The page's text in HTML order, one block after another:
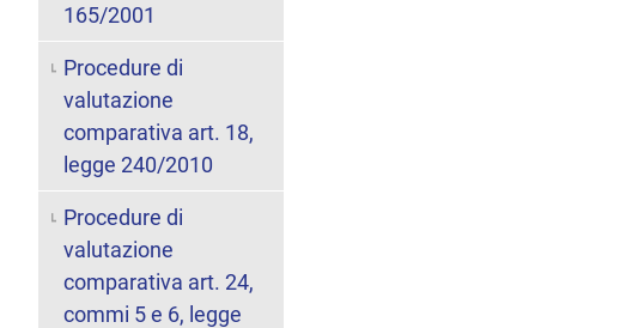
165/2001
Procedure di
valutazione
comparativa art. 18,
legge 240/2010
Procedure di
valutazione
comparativa art. 24,
commi 5 e 6, legge